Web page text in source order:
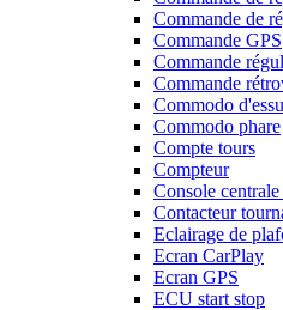
Commande de
Commande GPS
Commande
Commande
Commodo
Commodo phare
Compte tours
Compteur
Console
Contacteur
Eclairage de
Ecran CarPlay
Ecran GPS
ECU start stop